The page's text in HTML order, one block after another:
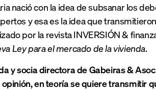
nació con la idea de subsanar los
y esa es la idea que
por la revista INVERSIÓN &
Ley para el mercado de la vivienda.
y socia directora de Gabeiras &
en teoría se quiere transmitir